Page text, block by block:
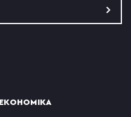
ЕКОНОМІКА